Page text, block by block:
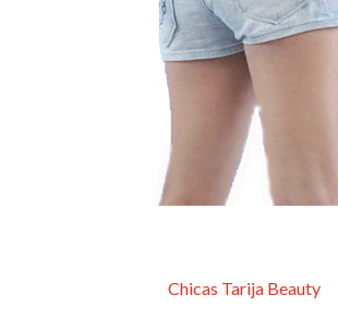
Chicas Tarija Beauty